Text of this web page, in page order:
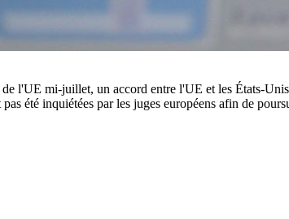
l'UE mi-juillet, un accord entre l'UE et les États-
été inquiétées par les juges européens afin de